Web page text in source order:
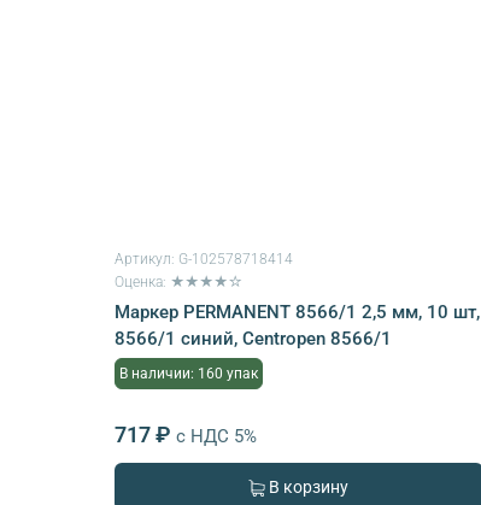
Артикул: G-102578718414
Оценка: ★★★★☆
Маркер PERMANENT 8566/1 2,5 мм, 10 шт,
8566/1 синий, Centropen 8566/1
В наличии: 160 упак
717 ₽ с НДС 5%
В корзину